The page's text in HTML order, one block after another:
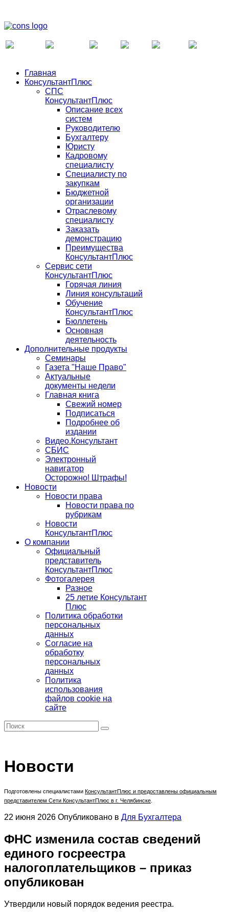
Главная
КонсультантПлюс
СПС
КонсультантПлюс
Описание всех
систем
Руководителю
Бухгалтеру
Юристу
Кадровому
специалисту
Специалисту по
закупкам
Бюджетной
организации
Отраслевому
специалисту
Заказать
демонстрацию
Преимущества
КонсультантПлюс
Сервис сети
КонсультантПлюс
Горячая линия
Линия консультаций
Обучение
КонсультантПлюс
Бюллетень
Основная
деятельность
Дополнительные продукты
Семинары
Газета "Наше Право"
Актуальные
документы недели
Главная книга
Свежий номер
Подписаться
Подробнее об
издании
Видео.Консультант
СБИС
Электронный
навигатор
Осторожно! Штрафы!
Новости
Новости права
Новости права по
рубрикам
Новости
КонсультантПлюс
О компании
Официальный
представитель
КонсультантПлюс
Фотогалерея
Разное
25 летие Консультант
Плюс
Политика обработки
персональных
данных
Согласие на
обработку
персональных
данных
Политика
использования
файлов cookie на
сайте
Новости
Подготовлены специалистами КонсультантПлюс и предоставлены официальным
представителем Сети КонсультантПлюс в г. Челябинске
22 июня 2026 Опубликовано в Для Бухгалтера
ФНС изменила состав сведений
единого госреестра
налогоплательщиков – приказ
опубликован
Утвердили новый порядок ведения реестра.